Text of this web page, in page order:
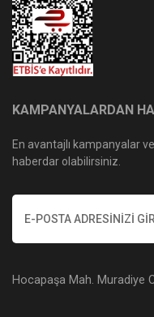
KAMPANYALARDAN
En avantajlı kampanyalar
haberdar olabilirsiniz.
Hocapaşa Mah. Muradiye